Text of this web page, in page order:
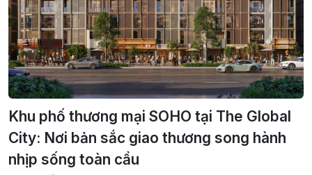
Khu phố thương mại SOHO tại The Global
City: Nơi bản sắc giao thương song hành
nhịp sống toàn cầu